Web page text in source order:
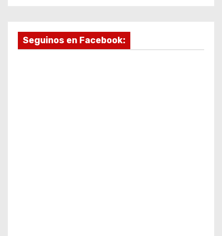
Seguinos en Facebook: